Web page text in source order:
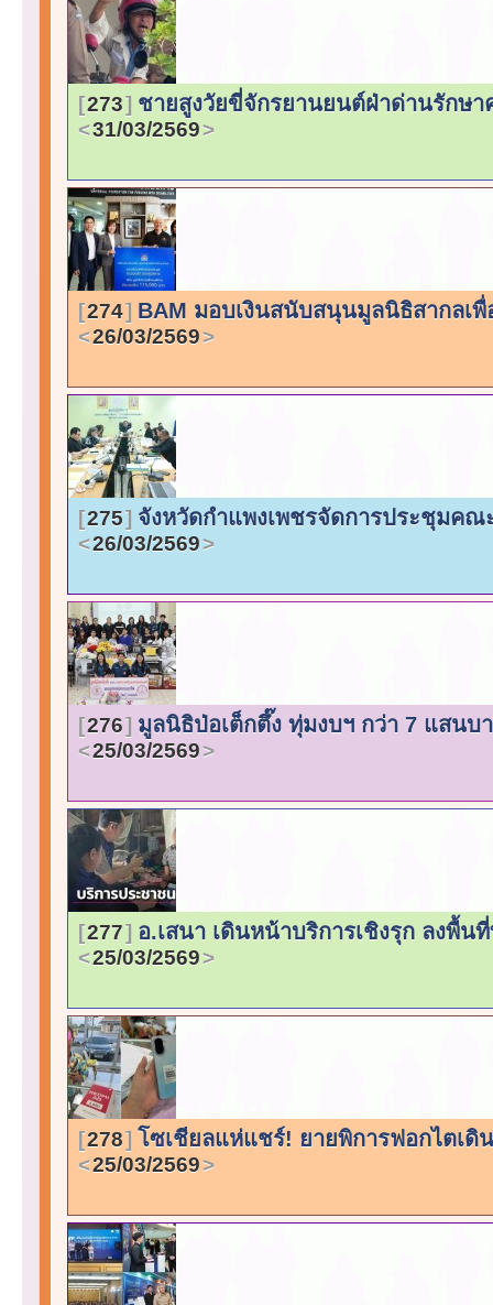
273 ชายสูงวัยขี่จักรยานยนต์ฝ่าด่านรักษ
31/03/2569
274 BAM มอบเงินสนับสนุนมูลนิธิสากลเ
26/03/2569
275 จังหวัดกำแพงเพชรจัดการประชุมค
26/03/2569
276 มูลนิธิป่อเต็กตึ๊ง ทุ่มงบฯ กว่า 7 แสน
25/03/2569
277 อ.เสนา เดินหน้าบริการเชิงรุก ลงพื้
25/03/2569
278 โซเชียลแห่แชร์! ยายพิการฟอกไตเ
25/03/2569